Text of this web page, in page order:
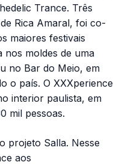
Trance. Três
Rica Amaral, foi co-
maiores festivais
nos moldes de uma
no Bar do Meio, em
o país. O XXXperience
interior paulista, em
mil pessoas.
projeto Salla. Nesse
aos